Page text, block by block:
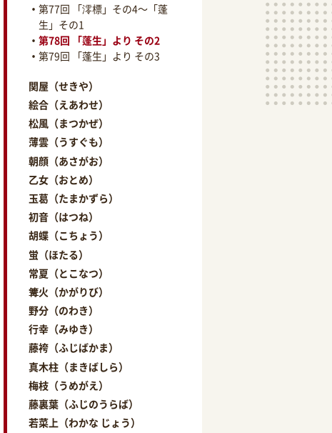
第77回 「澪標」その4～「蓬
生」その1
第78回 「蓬生」より その2
第79回 「蓬生」より その3
関屋（せきや）
絵合（えあわせ）
松風（まつかぜ）
薄雲（うすぐも）
朝顔（あさがお）
乙女（おとめ）
玉葛（たまかずら）
初音（はつね）
胡蝶（こちょう）
蛍（ほたる）
常夏（とこなつ）
篝火（かがりび）
野分（のわき）
行幸（みゆき）
藤袴（ふじばかま）
真木柱（まきばしら）
梅枝（うめがえ）
藤裏葉（ふじのうらば）
若菜上（わかな じょう）